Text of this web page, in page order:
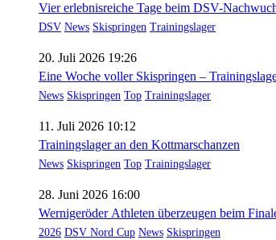
Vier erlebnisreiche Tage beim DSV-
DSV News Skispringen Trainingslager
20. Juli 2026 19:26
Eine Woche voller Skispringen –
News Skispringen Top Trainingslager
11. Juli 2026 10:12
Trainingslager an den Kottmarschanzen
News Skispringen Top Trainingslager
28. Juni 2026 16:00
Wernigeröder Athleten überzeugen beim
2026 DSV Nord Cup News Skispringen